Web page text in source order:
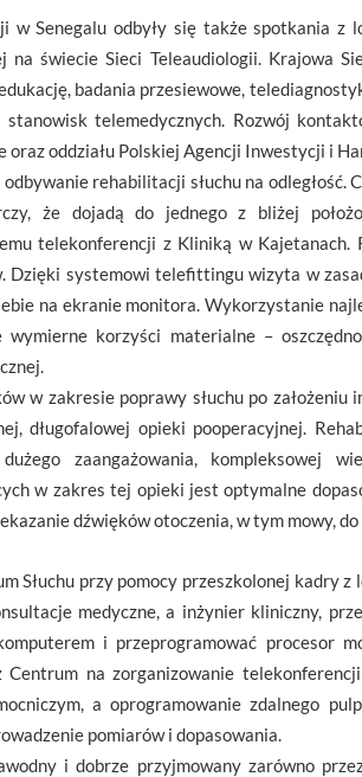
w Senegalu odbyły się także spotkania z
na świecie Sieci Teleaudiologii. Krajowa
badania przesiewowe,
telemedycznych. Rozwój
oraz oddziału Polskiej Agencji Inwestycji i
rehabilitacji słuchu na odległość.
że dojadą do jednego z bliżej
telekonferencji z Kliniką w Kajetanach.
Dzięki systemowi telefittingu wizyta w
na ekranie monitora. Wykorzystanie
korzyści materialne –
w zakresie poprawy słuchu po
długofalowej opieki pooperacyjnej.
dużego zaangażowania, kompleksowej
w zakres tej opieki jest optymalne
dźwięków otoczenia, w tym mowy,
Słuchu przy pomocy przeszkolonej kadry
medyczne, a inżynier kliniczny,
i przeprogramować procesor
na zorganizowanie
a oprogramowanie zdalnego
pomiarów i dopasowania.
i dobrze przyjmowany zarówno